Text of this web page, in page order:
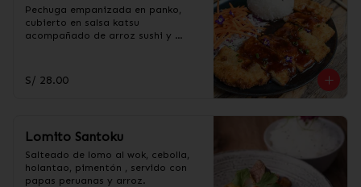
Pechuga empanizada en panko,
cubierto en salsa katsu
acompañado de arroz sushi y
S/ 28.00
Lomito Santoku
Salteado de lomo al wok, cebolla,
holantao, pimentón , servido con
papas peruanas y arroz.